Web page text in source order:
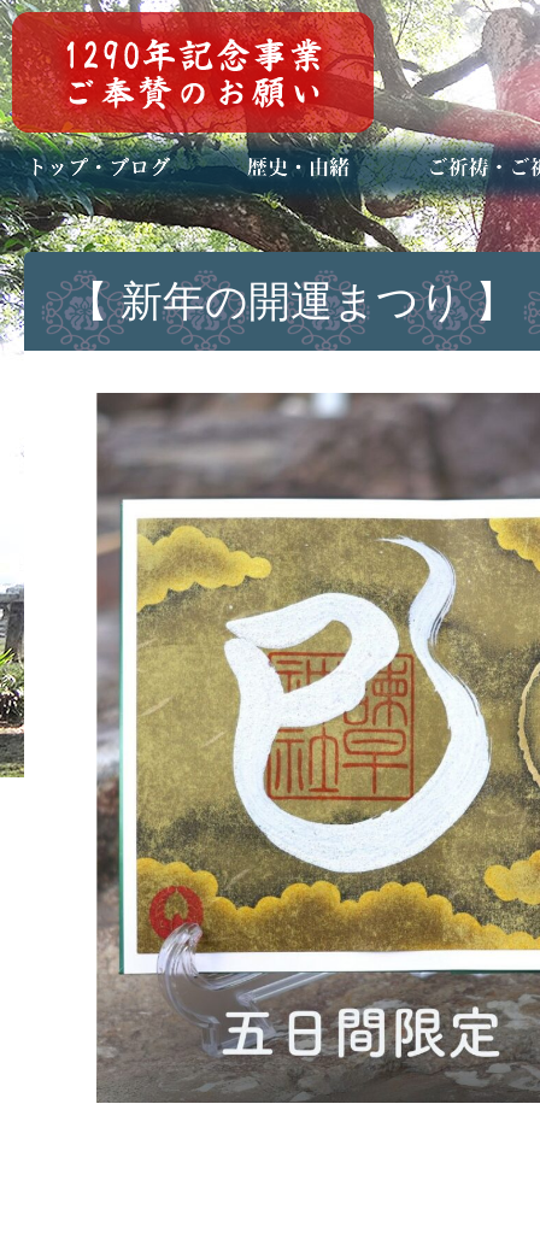
トップページ
ブログ(日々八百万)
お知らせ一覧 歴史・ご祭神
年中行事
メディア掲載 ご祈祷・ご祈
安産祈願
初宮参り
七五三詣
長寿のお祝い
神前結婚式
厄祓い・方位
車のお祓い
地鎮祭
神葬祭（神式
【 新年の開運まつり 】